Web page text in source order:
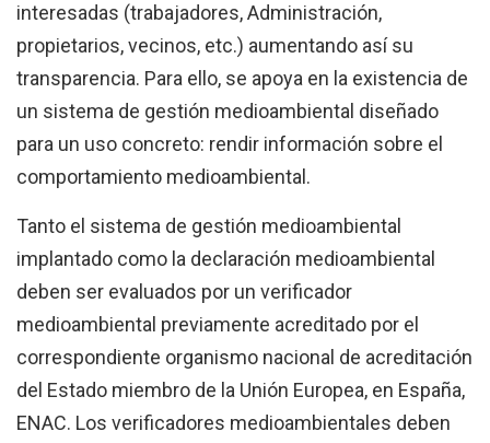
interesadas (trabajadores, Administración,
propietarios, vecinos, etc.) aumentando así su
transparencia. Para ello, se apoya en la existencia de
un sistema de gestión medioambiental diseñado
para un uso concreto: rendir información sobre el
comportamiento medioambiental.
Tanto el sistema de gestión medioambiental
implantado como la declaración medioambiental
deben ser evaluados por un verificador
medioambiental previamente acreditado por el
correspondiente organismo nacional de acreditación
del Estado miembro de la Unión Europea, en España,
ENAC. Los verificadores medioambientales deben